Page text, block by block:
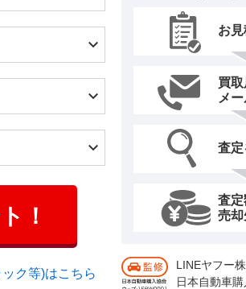
！
ク等)はこちら
お
買
メ
査
査定
売却
LINEヤフー
日本自動車